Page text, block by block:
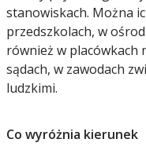
stanowiskach. Można
przedszkolach, w
również w placówkach
sądach, w zawodach
ludzkimi.
Co wyróżnia kierunek